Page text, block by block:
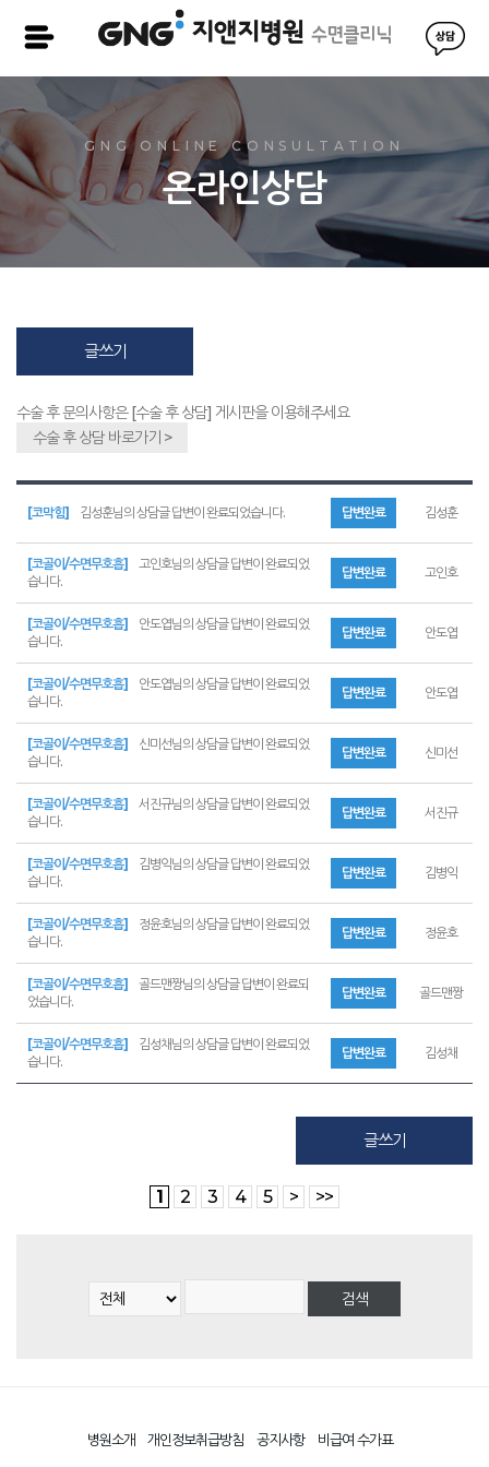
GNG ONLINE CONSULTATION
온라인상담
글쓰기
수술 후 문의사항은 [수술 후 상담] 게시판을 이용해주세요
수술 후 상담 바로가기 >
[코막힘] 김성훈님의 상담글 답변이 완료되었습니다. 답변완료 김성훈
[코골이/수면무호흡]
고인호님의 상담글 답변이 완료되었
습니다.
답변완료 고인호
[코골이/수면무호흡]
안도엽님의 상담글 답변이 완료되었
습니다.
답변완료 안도엽
[코골이/수면무호흡]
안도엽님의 상담글 답변이 완료되었
습니다.
답변완료 안도엽
[코골이/수면무호흡]
신미선님의 상담글 답변이 완료되었
습니다.
답변완료 신미선
[코골이/수면무호흡]
서진규님의 상담글 답변이 완료되었
습니다.
답변완료 서진규
[코골이/수면무호흡]
김병익님의 상담글 답변이 완료되었
습니다.
답변완료 김병익
[코골이/수면무호흡]
정윤호님의 상담글 답변이 완료되었
습니다.
답변완료 정윤호
[코골이/수면무호흡]
골드맨짱님의 상담글 답변이 완료되
었습니다.
답변완료 골드맨짱
[코골이/수면무호흡]
김성채님의 상담글 답변이 완료되었
습니다.
답변완료 김성채
글쓰기
1 2 3 4 5 > >>
병원소개 개인정보취급방침 공지사항 비급여 수가표